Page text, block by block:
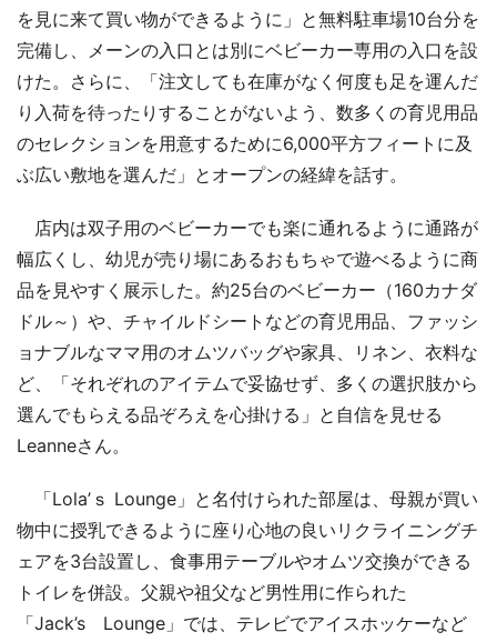
を見に来て買い物ができるように」と無料駐車場10台分を
完備し、メーンの入口とは別にベビーカー専用の入口を設
けた。さらに、「注文しても在庫がなく何度も足を運んだ
り入荷を待ったりすることがないよう、数多くの育児用品
のセレクションを用意するために6,000平方フィートに及
ぶ広い敷地を選んだ」とオープンの経緯を話す。
店内は双子用のベビーカーでも楽に通れるように通路が
幅広くし、幼児が売り場にあるおもちゃで遊べるように商
品を見やすく展示した。約25台のベビーカー（160カナダ
ドル～）や、チャイルドシートなどの育児用品、ファッシ
ョナブルなママ用のオムツバッグや家具、リネン、衣料な
ど、「それぞれのアイテムで妥協せず、多くの選択肢から
選んでもらえる品ぞろえを心掛ける」と自信を見せる
Leanneさん。
「Lola’ｓ Lounge」と名付けられた部屋は、母親が買い
物中に授乳できるように座り心地の良いリクライニングチ
ェアを3台設置し、食事用テーブルやオムツ交換ができる
トイレを併設。父親や祖父など男性用に作られた
「Jack’s Lounge」では、テレビでアイスホッケーなど